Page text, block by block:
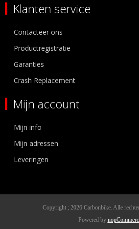
Klanten service
Contacteer ons
Productregistratie
Garanties
Crash Replacement
Mijn account
Mijn info
Mijn adressen
Leveringen
Copyright ; 2026 Carbonbike. Alle
Powered by